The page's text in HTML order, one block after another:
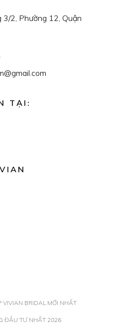
2, Phường 12, Quận
TẠI:
VIVIAN BRIDAL MỚI NHẤT
ĐẦU TƯ NHẤT 2026